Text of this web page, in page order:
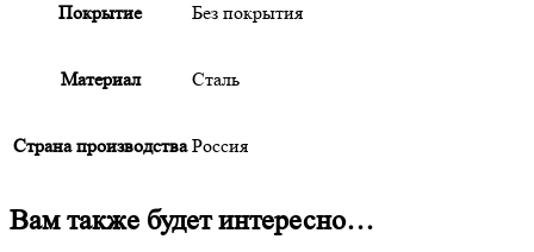
Покрытие Без покрытия
Материал Сталь
Страна производства Россия
Вам также будет интересно…